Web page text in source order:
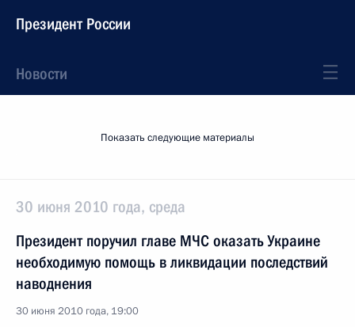
Президент России
Новости
Показать следующие материалы
30 июня 2010 года, среда
Президент поручил главе МЧС оказать Украине
необходимую помощь в ликвидации последствий
наводнения
30 июня 2010 года, 19:00